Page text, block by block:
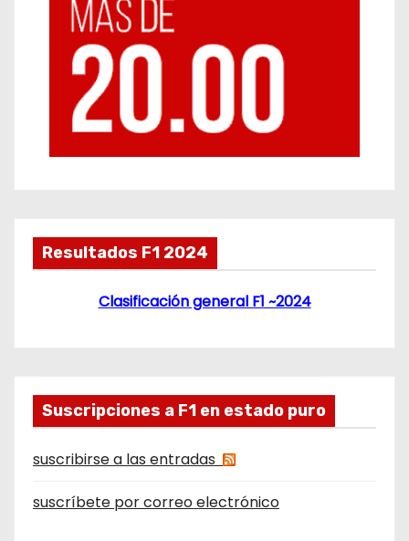
Resultados F1 2024
Clasificación general F1 ~2024
Suscripciones a F1 en estado puro
suscribirse a las entradas
suscríbete por correo electrónico